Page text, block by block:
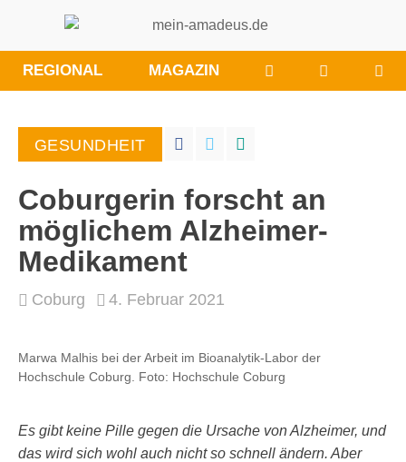
REGIONAL MAGAZIN WÜNSCHE/
SIE
GESUNDHEIT
Coburgerin forscht an
möglichem Alzheimer-
Medikament
Coburg 4. Februar 2021
Marwa Malhis bei der Arbeit im Bioanalytik-Labor der
Hochschule Coburg. Foto: Hochschule Coburg
Es gibt keine Pille gegen die Ursache von Alzheimer, und
das wird sich wohl auch nicht so schnell ändern. Aber